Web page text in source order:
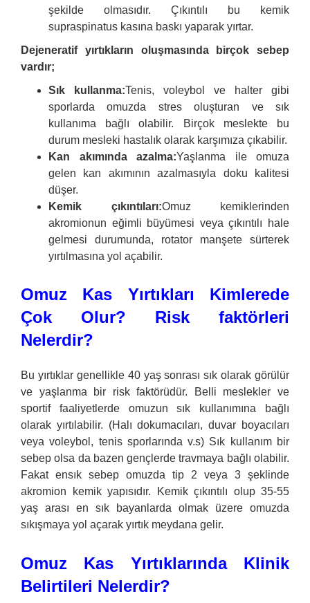
şekilde olmasıdır. Çıkıntılı bu kemik
supraspinatus kasına baskı yaparak yırtar.
Dejeneratif yırtıkların oluşmasında birçok sebep
vardır;
Sık kullanma:Tenis, voleybol ve halter gibi
sporlarda omuzda stres oluşturan ve sık
kullanıma bağlı olabilir. Birçok meslekte bu
durum mesleki hastalık olarak karşımıza çıkabilir.
Kan akımında azalma:Yaşlanma ile omuza
gelen kan akımının azalmasıyla doku kalitesi
düşer.
Kemik çıkıntıları:Omuz kemiklerinden
akromionun eğimli büyümesi veya çıkıntılı hale
gelmesi durumunda, rotator manşete sürterek
yırtılmasına yol açabilir.
Omuz Kas Yırtıkları Kimlerede
Çok Olur? Risk faktörleri
Nelerdir?
Bu yırtıklar genellikle 40 yaş sonrası sık olarak görülür
ve yaşlanma bir risk faktörüdür.
Belli meslekler ve
sportif faaliyetlerde omuzun sık kullanımına bağlı
olarak yırtılabilir. (Halı dokumacıları, duvar boyacıları
veya voleybol, tenis sporlarında v.s) Sık kullanım bir
sebep olsa da bazen gençlerde travmaya bağlı olabilir.
Fakat ensık sebep omuzda tip 2 veya 3 şeklinde
akromion kemik yapısıdır. Kemik çıkıntılı olup 35-55
yaş arası en sık bayanlarda olmak üzere omuzda
sıkışmaya yol açarak yırtık meydana gelir.
Omuz Kas Yırtıklarında Klinik
Belirtileri Nelerdir?